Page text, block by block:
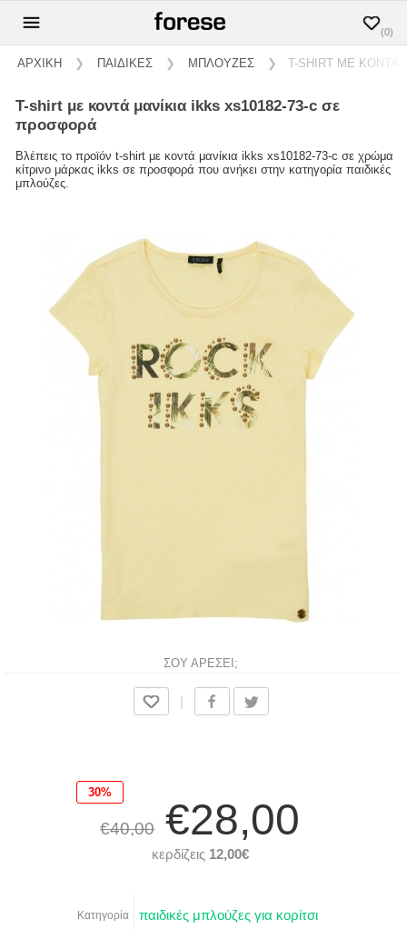
(0)
ΑΡΧΙΚΗ ❯ ΠΑΙΔΙΚΕΣ ❯ ΜΠΛΟΥΖΕΣ ❯ T-SHIRT ΜΕ ΚΟΝΤΑ
t-shirt με κοντά μανίκια ikks xs10182-73-c σε
προσφορά
Βλέπεις το προϊόν t-shirt με κοντά μανίκια ikks xs10182-73-c σε χρώμα
κίτρινο μάρκας ikks σε προσφορά που ανήκει στην κατηγορία παιδικές
μπλούζες.
ΣΟΥ ΑΡΕΣΕΙ;
30%
€40,00 €28,00
κερδίζεις 12,00€
Κατηγορία παιδικές μπλούζες για κορίτσι